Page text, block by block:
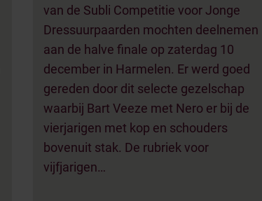
van de Subli Competitie voor Jonge
Dressuurpaarden mochten deelnemen
aan de halve finale op zaterdag 10
december in Harmelen. Er werd goed
gereden door dit selecte gezelschap
waarbij Bart Veeze met Nero er bij de
vierjarigen met kop en schouders
bovenuit stak. De rubriek voor
vijfjarigen…